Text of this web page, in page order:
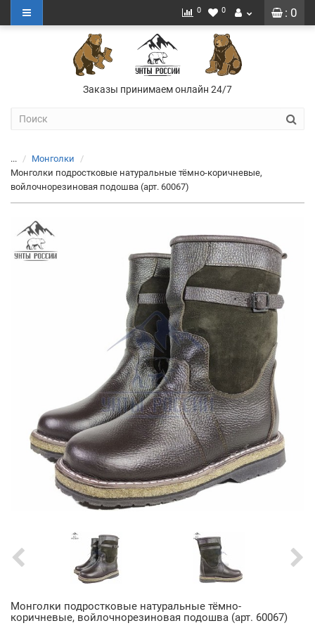
: 0
0 0
Заказы принимаем онлайн 24/7
...
Монголки
Монголки подростковые натуральные тёмно-коричневые,
войлочнорезиновая подошва (арт. 60067)
Монголки подростковые натуральные тёмно-
коричневые, войлочнорезиновая подошва (арт. 60067)